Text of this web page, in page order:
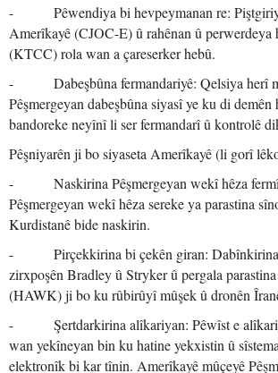
- Pêwendiya bi hevpeymanan re:
Amerîkayê (CJOC-E) û rahênan û perwerdeya
(KTCC) rola wan a çareserker hebû.
- Dabeşbûna fermandariyê: Qelsiya herî
Pêşmergeyan dabeşbûna siyasî ye ku di demên
bandoreke neyînî li ser fermandarî û kontrolê
Pêşniyarên ji bo siyaseta Amerîkayê (li gorî
- Naskirina Pêşmergeyan wekî hêza
Pêşmergeyan wekî hêza sereke ya parastina
Kurdistanê bide naskirin.
- Pirçekkirina bi çekên giran: Dabînkirina
zirxpoşên Bradley û Stryker û pergala
(HAWK) ji bo ku rûbirûyî mûşek û dronên
- Şertdarkirina alîkariyan: Pêwîst e
wan yekîneyan bin ku hatine yekxistin û
elektronîk bi kar tînin. Amerîkayê mûçeyê